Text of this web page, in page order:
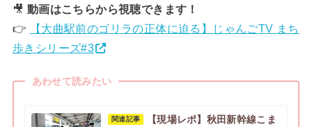
🎥 動画はこちらから視聴できます！
👉
【大曲駅前のゴリラの正体に迫る】じゃんごTV まち
歩きシリーズ#3
あわせて読みたい
関連記事
【現場レポ】秋田新幹線こま